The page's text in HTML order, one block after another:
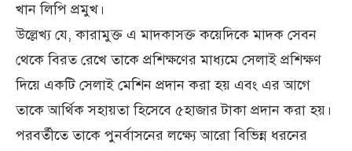
খান লিপি প্রমুখ।
উল্লেখ্য যে, কারামুক্ত এ মাদকাসক্ত কয়েদিকে মাদক সেবন
থেকে বিরত রেখে তাকে প্রশিক্ষণের মাধ্যমে সেলাই প্রশিক্ষণ
দিয়ে একটি সেলাই মেশিন প্রদান করা হয় এবং এর আগে
তাকে আর্থিক সহায়তা হিসেবে ৫হাজার টাকা প্রদান করা হয়।
পরবর্তীতে তাকে পুনর্বাসনের লক্ষ্যে আরো বিভিন্ন ধরনের